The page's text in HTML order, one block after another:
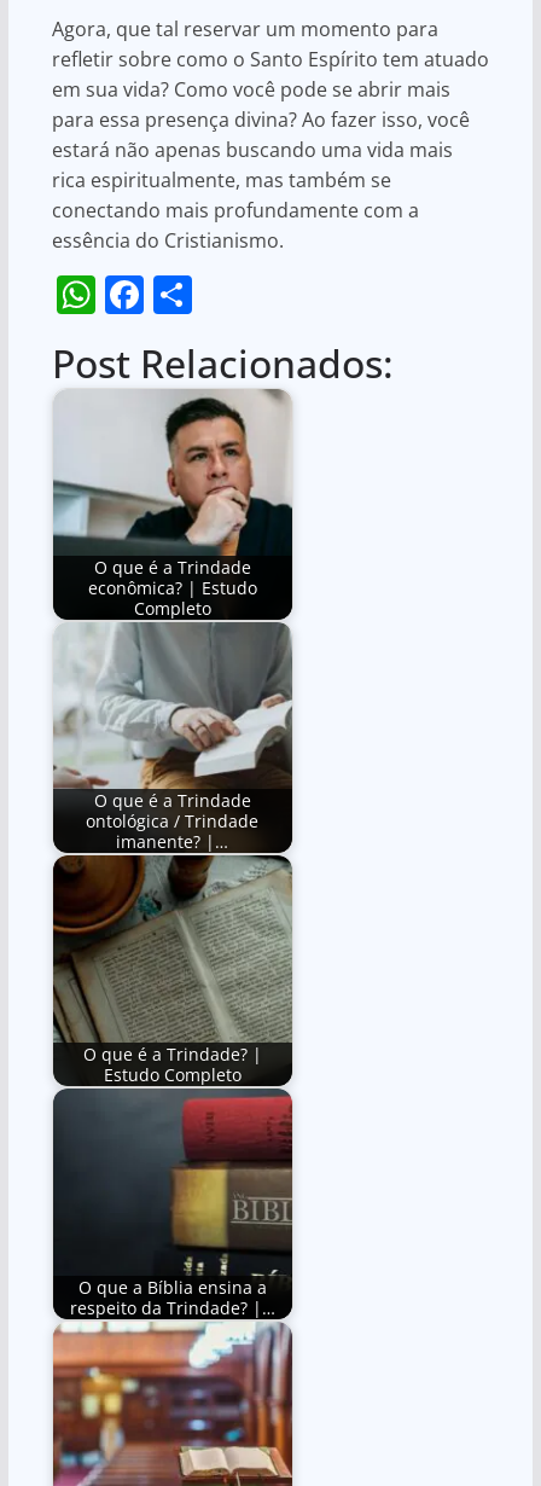
Agora, que tal reservar um momento para
refletir sobre como o Santo Espírito tem atuado
em sua vida? Como você pode se abrir mais
para essa presença divina? Ao fazer isso, você
estará não apenas buscando uma vida mais
rica espiritualmente, mas também se
conectando mais profundamente com a
essência do Cristianismo.
W
at
p
p
F
c
b
o
o
k
S
ar
e
Post Relacionados:
O que é a Trindade
econômica? | Estudo
Completo
O que é a Trindade
ontológica / Trindade
imanente? |…
O que é a Trindade? |
Estudo Completo
O que a Bíblia ensina a
respeito da Trindade? |…